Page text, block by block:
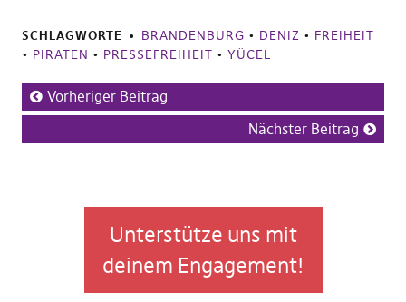
SCHLAGWORTE BRANDENBURG • DENIZ • FREIHEIT
• PIRATEN • PRESSEFREIHEIT • YÜCEL
Vorheriger Beitrag
Nächster Beitrag
Unterstütze uns mit
deinem Engagement!